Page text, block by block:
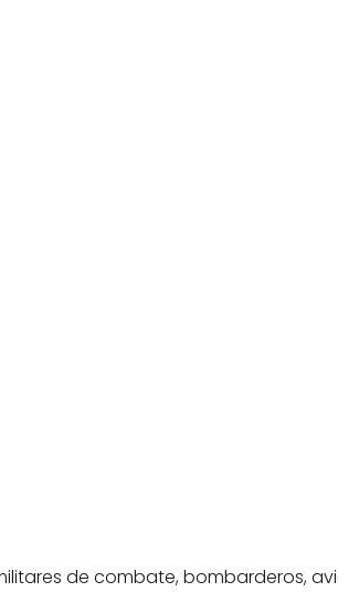
de combate, bombarderos,